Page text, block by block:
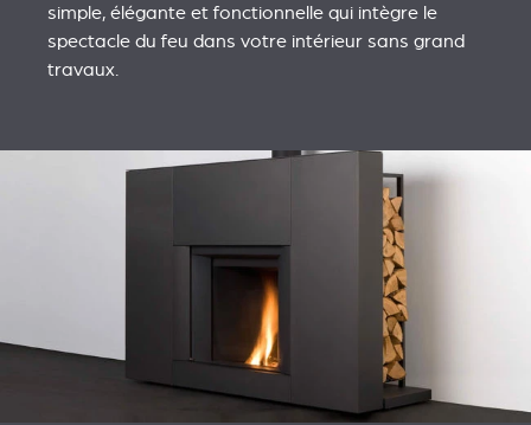
simple, élégante et fonctionnelle qui intègre le
spectacle du feu dans votre intérieur sans grand
travaux.